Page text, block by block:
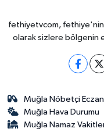
fethiyetvcom, fethiye'nin
olarak sizlere bölgenin
Muğla Nöbetçi
Muğla Hava Durumu
Muğla Namaz